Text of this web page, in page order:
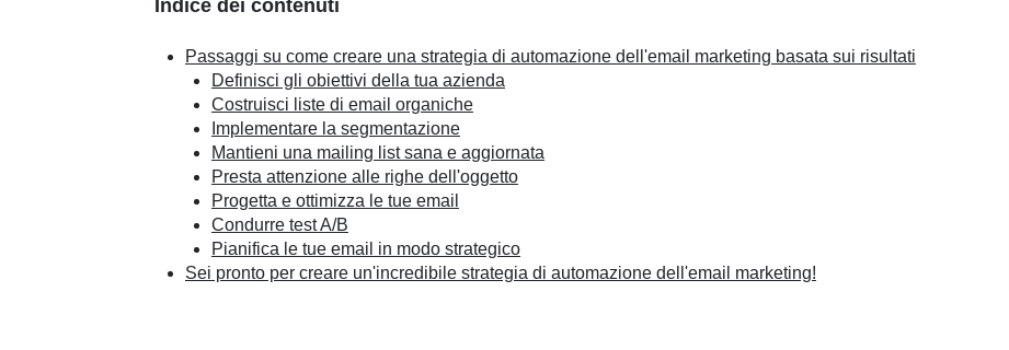
Indice dei contenuti
Passaggi su come creare una strategia di automazione dell'email marketing basata sui risultati
Definisci gli obiettivi della tua azienda
Costruisci liste di email organiche
Implementare la segmentazione
Mantieni una mailing list sana e aggiornata
Presta attenzione alle righe dell'oggetto
Progetta e ottimizza le tue email
Condurre test A/B
Pianifica le tue email in modo strategico
Sei pronto per creare un'incredibile strategia di automazione dell'email marketing!